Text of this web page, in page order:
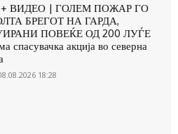
ВИДЕО | ГОЛЕМ ПОЖАР ГО
БРЕГОТ НА ГАРДА,
ПОВЕЌЕ ОД 200 ЛУЃЕ
спасувачка акција во северна
18:28